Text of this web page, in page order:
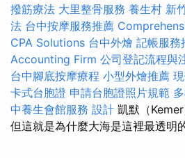
撥筋療法 大里整骨服務 養生村 新
法 台中按摩服務推薦
CPA Solutions 台中外燴 記帳服務
Accounting Firm 公司登記流程與
台中腳底按摩療程 小型外燴推薦
卡式台胞證 申請台胞證照片規範
中養生會館服務 設計 凱默（
但這就是為什麼大海是這裡最透明